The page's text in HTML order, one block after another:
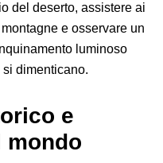
del deserto, assistere ai
e osservare un
luminoso
dimenticano.
e
mondo